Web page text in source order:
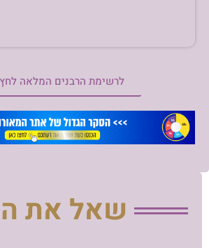
לרשימת הרבנים המלאה
שאל את